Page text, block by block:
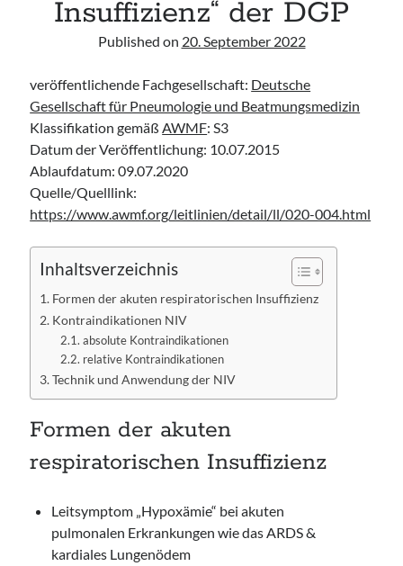
Leitlinie „Management of Hypercalcaemia in Adult Patients in the
Emergency Department“ der IAEM
Leitlinie „Behavioural Emergencies in Emergency Departments“ der IFEM
Emergency Department“ der IAEM
Leitlinie „Management of brief resolved unexplained events (BRUE) in
infants“ der CPS
Insuffizienz“ der DGP
Published on 20. September 2022
veröffentlichende Fachgesellschaft: Deutsche
Gesellschaft für Pneumologie und Beatmungsmedizin
Klassifikation gemäßAWMF: S3
Datum der Veröffentlichung: 10.07.2015
Ablaufdatum: 09.07.2020
Quelle/Quelllink:
https://www.awmf.org/leitlinien/detail/ll/020-004.html
Inhaltsverzeichnis
Formen der akuten respiratorischen Insuffizienz
Kontraindikationen NIV
absolute Kontraindikationen
relative Kontraindikationen
Technik und Anwendung der NIV
Formen der akuten
respiratorischen Insuffizienz
Leitsymptom „Hypoxämie“ bei akuten
pulmonalen Erkrankungen wie das ARDS &
kardiales Lungenödem